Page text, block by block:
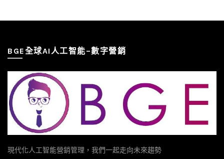
BGE全球AI人工智能–數字營銷
現代化人工智能營銷管理，我們一起走向未來趨勢